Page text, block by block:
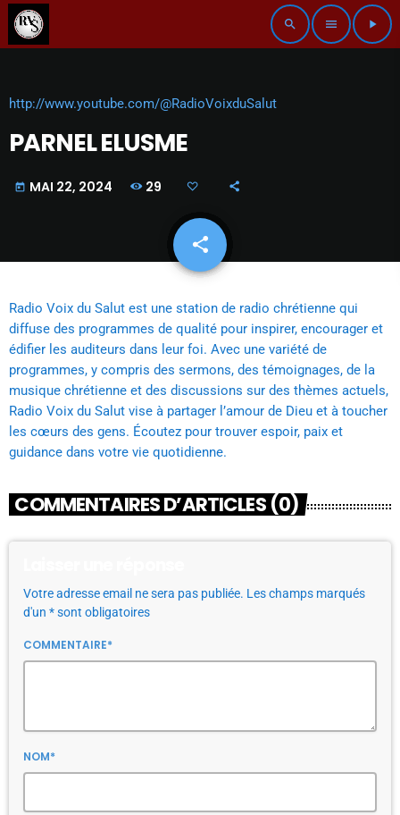
search menu play_arrow
http://www.youtube.com/@RadioVoixduSalut
PARNEL ELUSME
today MAI 22, 2024 29
share
email
Radio Voix du Salut est une station de radio chrétienne qui
diffuse des programmes de qualité pour inspirer, encourager et
édifier les auditeurs dans leur foi. Avec une variété de
programmes, y compris des sermons, des témoignages, de la
musique chrétienne et des discussions sur des thèmes actuels,
Radio Voix du Salut vise à partager l’amour de Dieu et à toucher
les cœurs des gens. Écoutez pour trouver espoir, paix et
guidance dans votre vie quotidienne.
COMMENTAIRES D’ARTICLES (0)
Votre adresse email ne sera pas publiée. Les champs marqués
d'un * sont obligatoires
COMMENTAIRE*
NOM*